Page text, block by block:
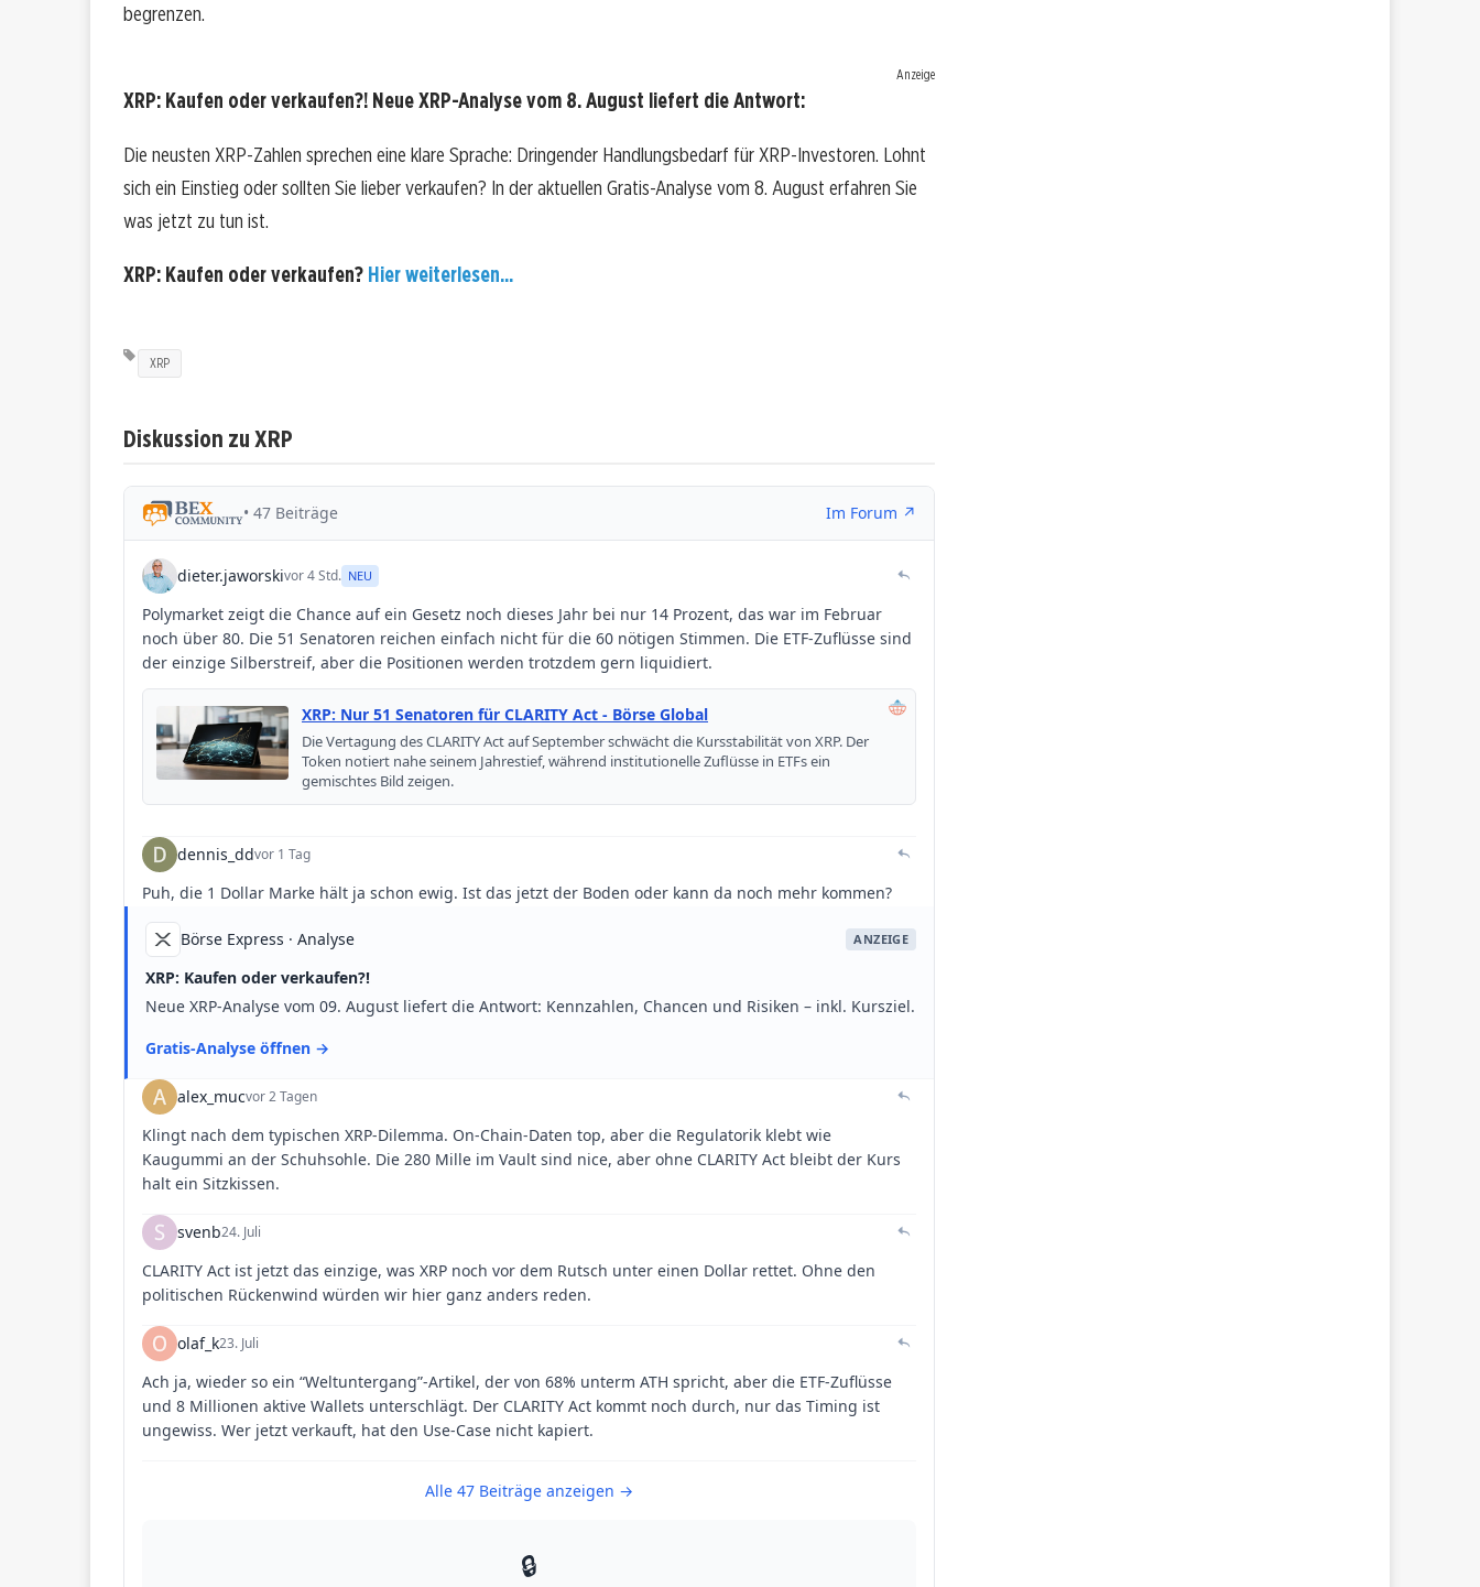
begrenzen.
Anzeige
XRP: Kaufen oder verkaufen?! Neue XRP-Analyse vom 8. August liefert die Antwort:
Die neusten XRP-Zahlen sprechen eine klare Sprache: Dringender Handlungsbedarf für XRP-Investoren. Lohnt
sich ein Einstieg oder sollten Sie lieber verkaufen? In der aktuellen Gratis-Analyse vom 8. August erfahren Sie
was jetzt zu tun ist.
XRP: Kaufen oder verkaufen? Hier weiterlesen...
XRP
Diskussion zu XRP